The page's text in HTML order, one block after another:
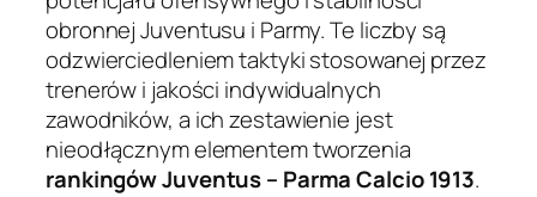
obronnej Juventusu i Parmy. Te liczby są
odzwierciedleniem taktyki stosowanej przez
trenerów i jakości indywidualnych
zawodników, a ich zestawienie jest
nieodłącznym elementem tworzenia
rankingów Juventus – Parma Calcio 1913.